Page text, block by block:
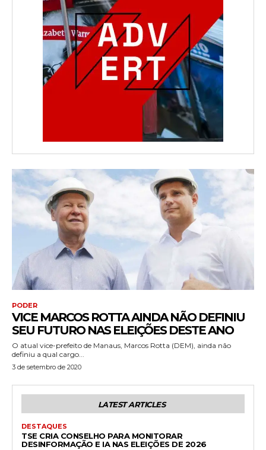
PODER
VICE MARCOS ROTTA AINDA NÃO DEFINIU
SEU FUTURO NAS ELEIÇÕES DESTE ANO
O atual vice-prefeito de Manaus, Marcos Rotta (DEM), ainda não
definiu a qual cargo...
3 de setembro de 2020
LATEST ARTICLES
DESTAQUES
TSE CRIA CONSELHO PARA MONITORAR
DESINFORMAÇÃO E IA NAS ELEIÇÕES DE 2026